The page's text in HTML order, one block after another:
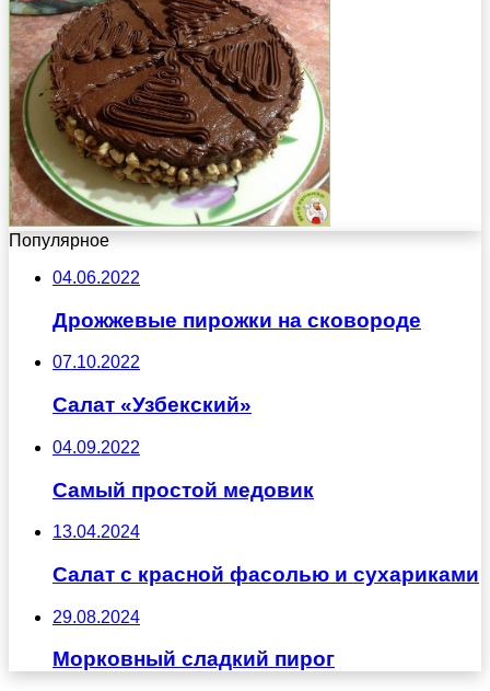
Популярное
04.06.2022
Дрожжевые пирожки на сковороде
07.10.2022
Салат «Узбекский»
04.09.2022
Самый простой медовик
13.04.2024
Салат с красной фасолью и сухариками
29.08.2024
Морковный сладкий пирог